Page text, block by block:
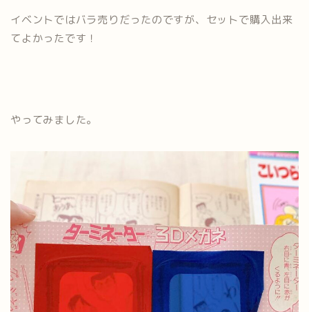
イベントではバラ売りだったのですが、セットで購入出来
てよかったです！
やってみました。